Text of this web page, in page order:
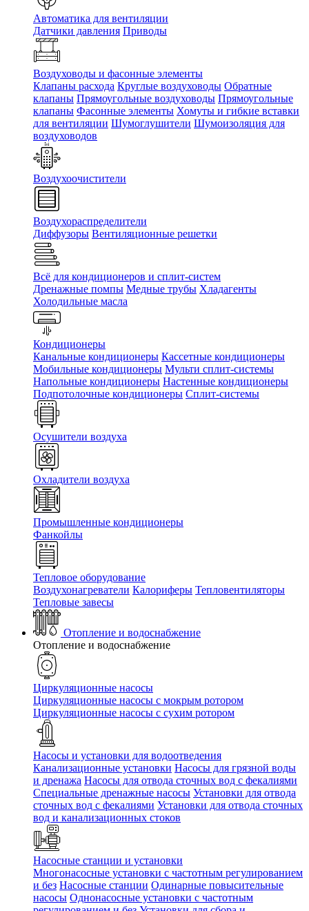
Автоматика для вентиляции
Датчики давления Приводы
Воздуховоды и фасонные элементы
Клапаны расхода Круглые воздуховоды Обратные
клапаны Прямоугольные воздуховоды Прямоугольные
клапаны Фасонные элементы Хомуты и гибкие вставки
для вентиляции Шумоглушители Шумоизоляция для
воздуховодов
Воздухоочистители
Воздухораспределители
Диффузоры Вентиляционные решетки
Всё для кондиционеров и сплит-систем
Дренажные помпы Медные трубы Хладагенты
Холодильные масла
Кондиционеры
Канальные кондиционеры Кассетные кондиционеры
Мобильные кондиционеры Мульти сплит-системы
Напольные кондиционеры Настенные кондиционеры
Подпотолочные кондиционеры Сплит-системы
Осушители воздуха
Охладители воздуха
Промышленные кондиционеры
Фанкойлы
Тепловое оборудование
Воздухонагреватели Калориферы Тепловентиляторы
Тепловые завесы
Отопление и водоснабжение
Отопление и водоснабжение
Циркуляционные насосы
Циркуляционные насосы с мокрым ротором
Циркуляционные насосы с сухим ротором
Насосы и установки для водоотведения
Канализационные установки Насосы для грязной воды
и дренажа Насосы для отвода сточных вод c фекалиями
Специальные дренажные насосы Установки для отвода
сточных вод c фекалиями Установки для отвода сточных
вод и канализационных стоков
Насосные станции и установки
Многонасосные установки с частотным регулированием
и без Насосные станции Одинарные повысительные
насосы Однонасосные установки с частотным